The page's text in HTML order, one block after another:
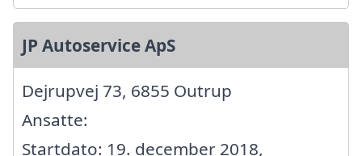
JP Autoservice ApS
Dejrupvej 73, 6855 Outrup
Ansatte:
Startdato: 19. december 2018,